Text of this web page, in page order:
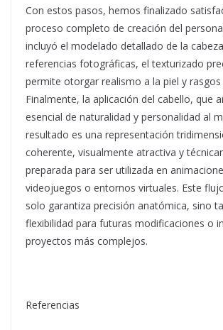
Con estos pasos, hemos finalizado
proceso completo de creación del
incluyó el modelado detallado de la
referencias fotográficas, el texturizado
permite otorgar realismo a la piel y rasgos
Finalmente, la aplicación del cabello, que
esencial de naturalidad y personalidad al
resultado es una representación
coherente, visualmente atractiva y
preparada para ser utilizada en
videojuegos o entornos virtuales. Este
solo garantiza precisión anatómica, sino
flexibilidad para futuras modificaciones o
proyectos más complejos.
Referencias